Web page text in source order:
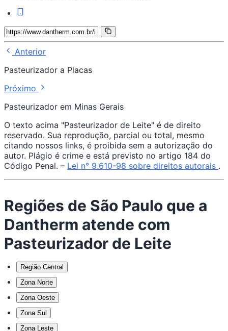
Anterior
Pasteurizador a Placas
Próximo
Pasteurizador em Minas Gerais
O texto acima "Pasteurizador de Leite" é de direito
reservado. Sua reprodução, parcial ou total, mesmo
citando nossos links, é proibida sem a autorização do
autor. Plágio é crime e está previsto no artigo 184 do
Código Penal. – Lei n° 9.610-98 sobre direitos autorais .
Regiões de São Paulo que a
Dantherm atende com
Pasteurizador de Leite
Região Central
Zona Norte
Zona Oeste
Zona Sul
Zona Leste